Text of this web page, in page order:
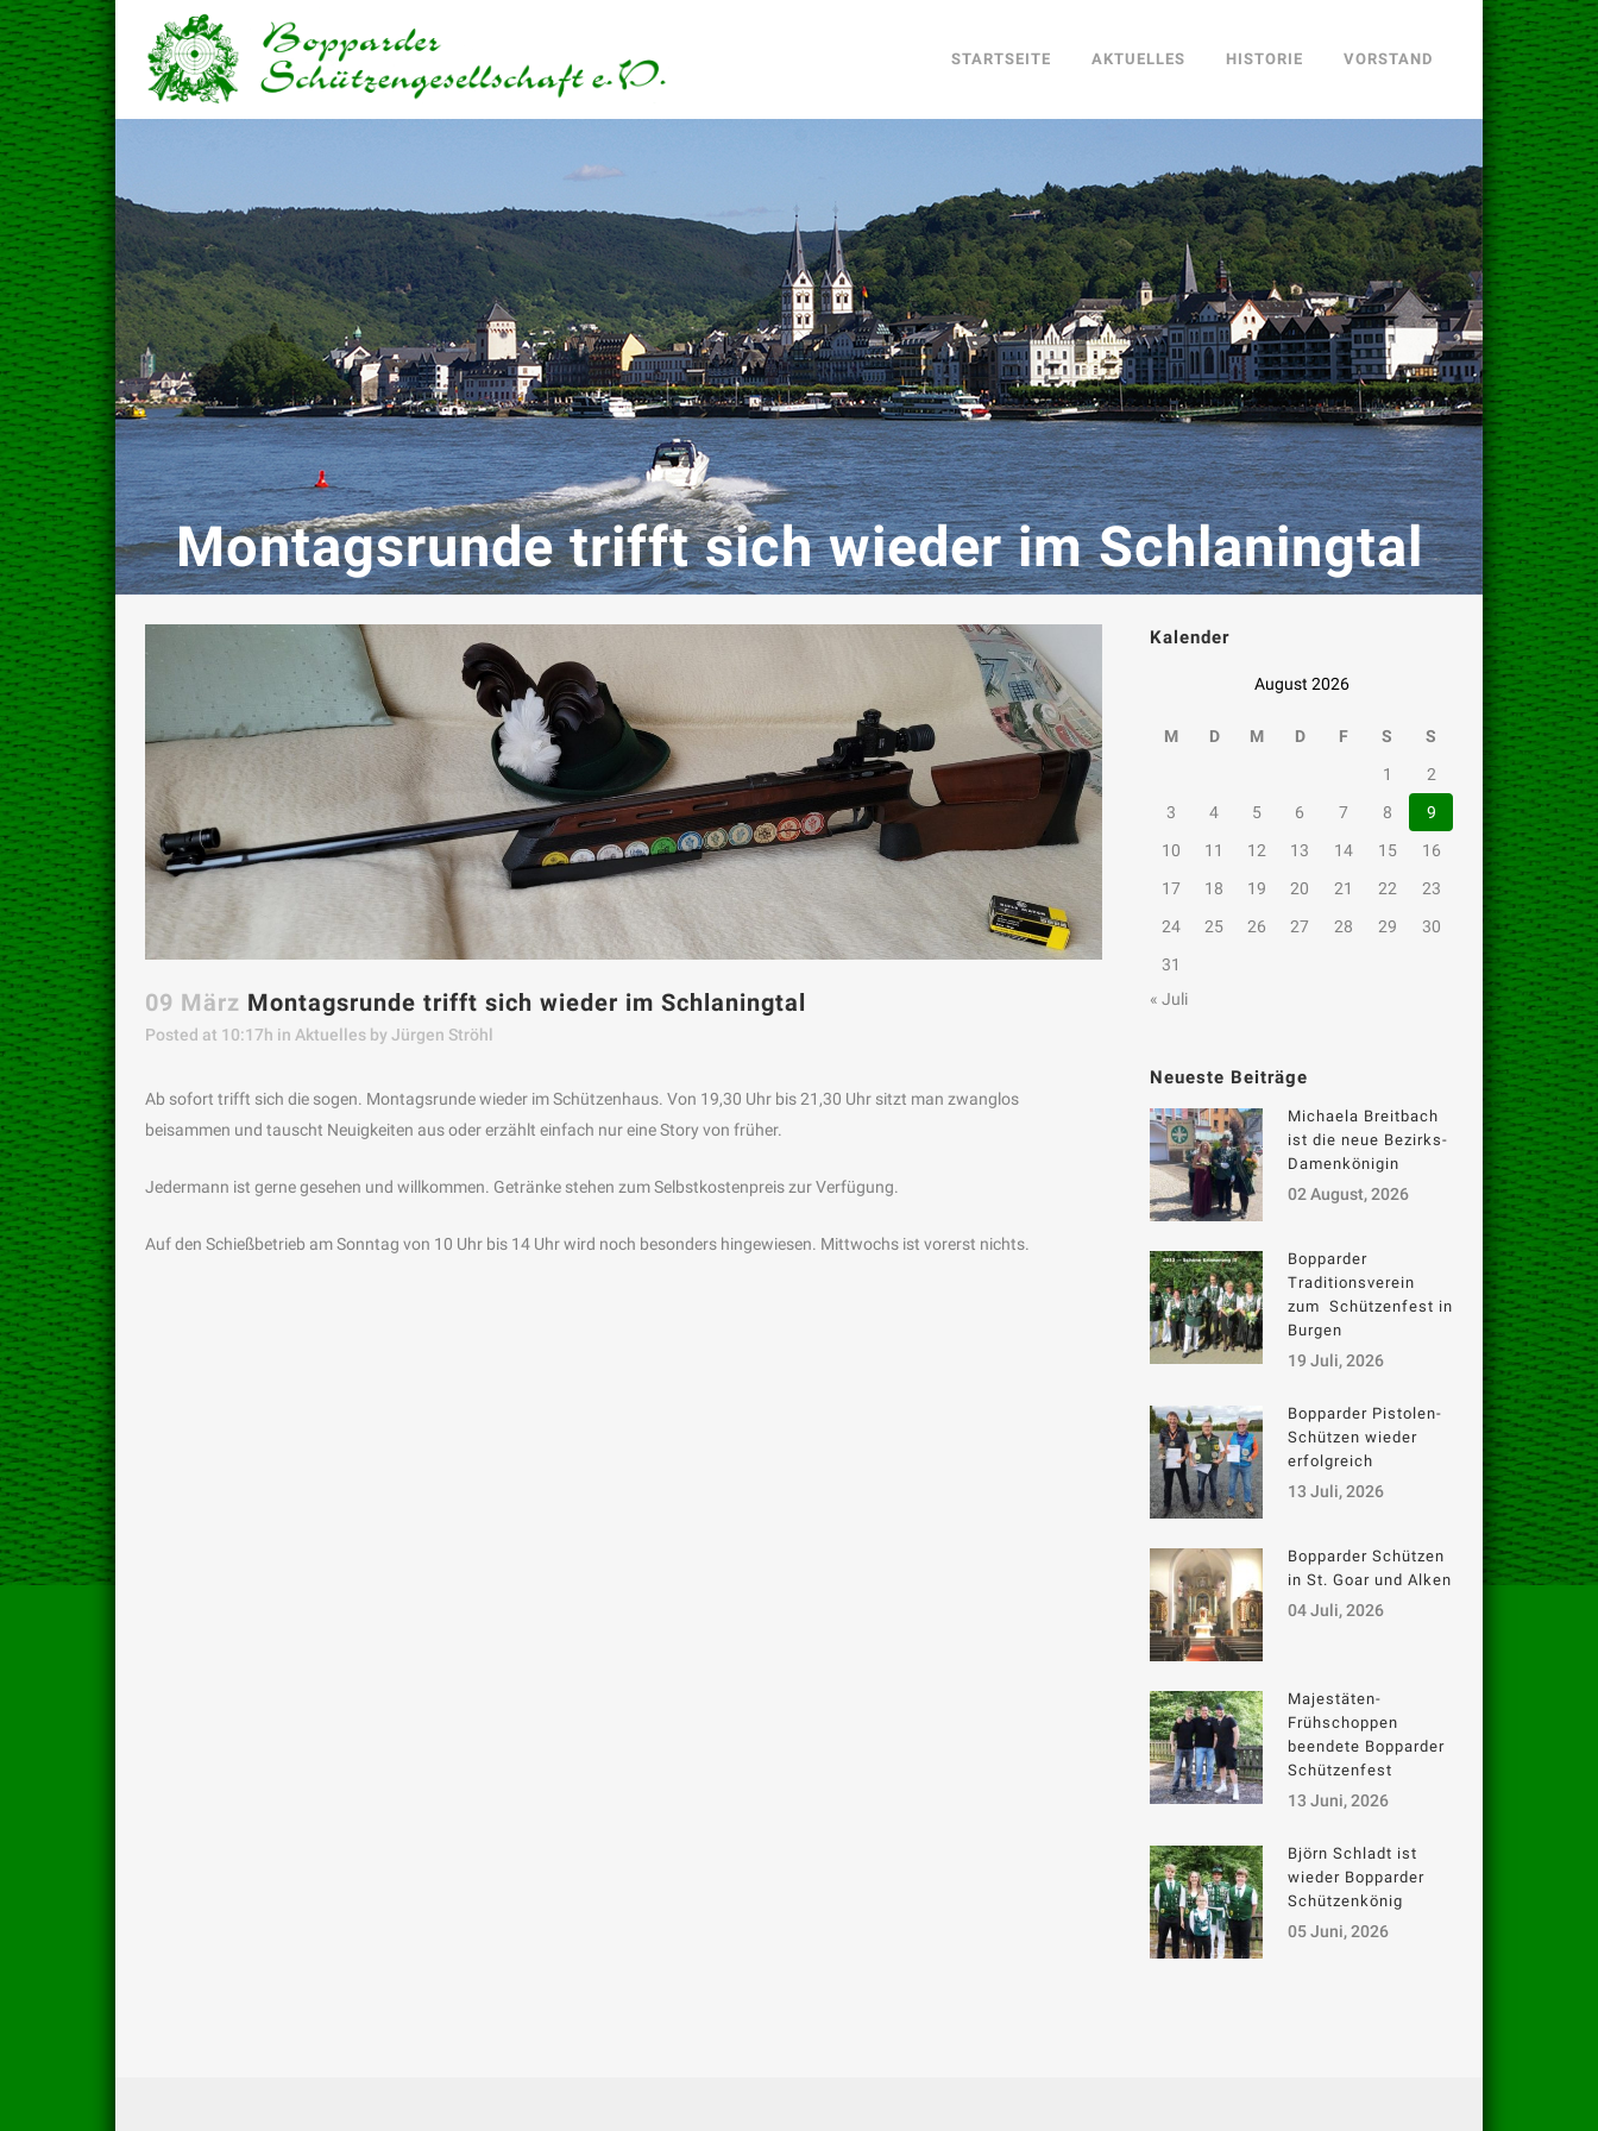
STARTSEITE AKTUELLES HISTORIE VORSTAND
Montagsrunde trifft sich wieder im Schlaningtal
09 März Montagsrunde trifft sich wieder im Schlaningtal
Posted at 10:17h in Aktuelles by Jürgen Ströhl
Ab sofort trifft sich die sogen. Montagsrunde wieder im Schützenhaus. Von 19,30 Uhr bis 21,30 Uhr sitzt man zwanglos
beisammen und tauscht Neuigkeiten aus oder erzählt einfach nur eine Story von früher.
Jedermann ist gerne gesehen und willkommen. Getränke stehen zum Selbstkostenpreis zur Verfügung.
Auf den Schießbetrieb am Sonntag von 10 Uhr bis 14 Uhr wird noch besonders hingewiesen. Mittwochs ist vorerst nichts.
Kalender
August 2026
M D M D F S
S
1
2
3
4 5 6 7 8
9
10
11 12 13 14 15
16
17
18 19 20 21 22
23
24
25 26 27 28 29
30
31
« Juli
Neueste Beiträge
Michaela Breitbach
ist die neue Bezirks-
Damenkönigin
02 August, 2026
Bopparder
Traditionsverein
zum Schützenfest in
Burgen
19 Juli, 2026
Bopparder Pistolen-
Schützen wieder
erfolgreich
13 Juli, 2026
Bopparder Schützen
in St. Goar und Alken
04 Juli, 2026
Majestäten-
Frühschoppen
beendete Bopparder
Schützenfest
13 Juni, 2026
Björn Schladt ist
wieder Bopparder
Schützenkönig
05 Juni, 2026